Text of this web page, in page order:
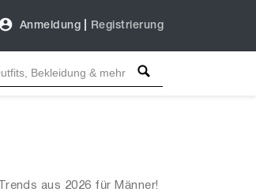
Anmeldung Registrierung
aus 2026 für Männer!